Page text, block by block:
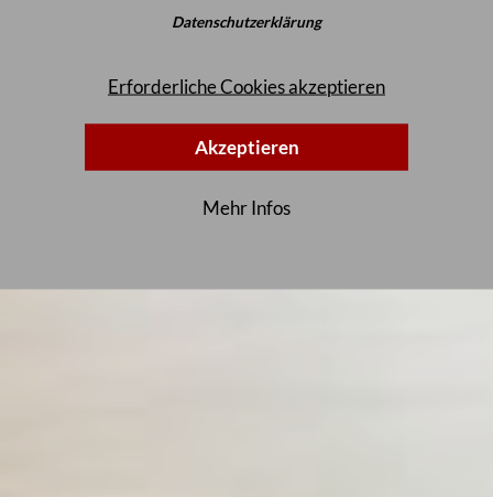
Datenschutzerklärung
Erforderliche Cookies akzeptieren
Akzeptieren
Mehr Infos